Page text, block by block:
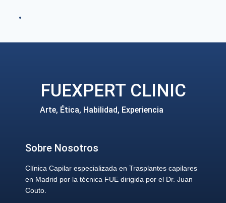
FUEXPERT CLINIC
Arte, Ética, Habilidad, Experiencia
Sobre Nosotros
Clínica Capilar especializada en Trasplantes capilares
en Madrid por la técnica FUE dirigida por el Dr. Juan
Couto.